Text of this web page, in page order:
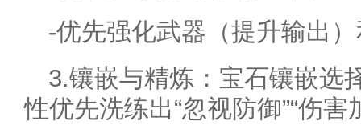
-优先强化武器（提升输出
3.镶嵌与精炼：宝石镶嵌选
性优先洗练出“忽视防御”“伤